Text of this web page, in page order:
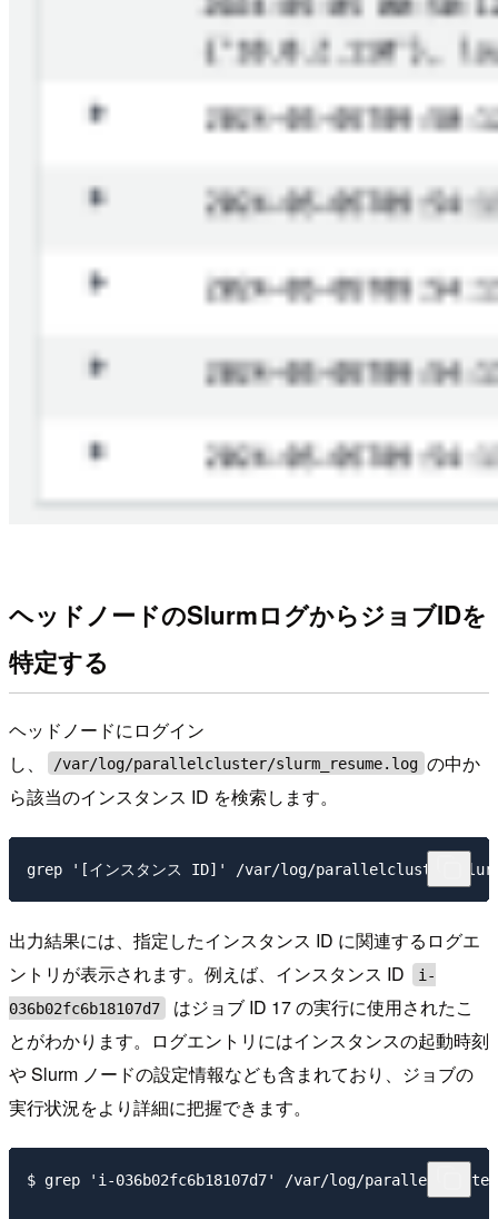
ヘッドノードのSlurmログからジョブIDを
特定する
ヘッドノードにログイン
し、
/var/log/parallelcluster/slurm_resume.log の中か
ら該当のインスタンス ID を検索します。
出力結果には、指定したインスタンス ID に関連するログエ
ントリが表示されます。例えば、インスタンス ID
i-
036b02fc6b18107d7
はジョブ ID 17 の実行に使用されたこ
とがわかります。ログエントリにはインスタンスの起動時刻
や Slurm ノードの設定情報なども含まれており、ジョブの
実行状況をより詳細に把握できます。
$ grep 'i-036b02fc6b18107d7' /var/log/